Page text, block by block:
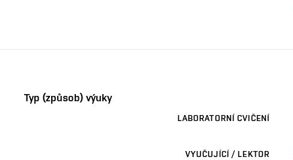
Typ (způsob) výuky
LABORATORNÍ CVIČENÍ
VYUČUJÍCÍ / LEKTOR